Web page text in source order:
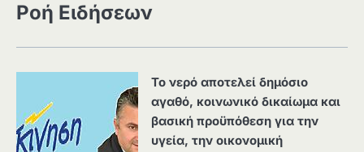
Ροή Ειδήσεων
Το νερό αποτελεί δημόσιο
αγαθό, κοινωνικό δικαίωμα και
βασική προϋπόθεση για την
υγεία, την οικονομική